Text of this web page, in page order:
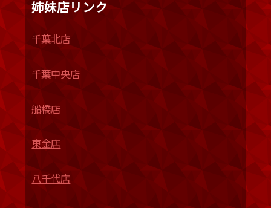
姉妹店リンク
千葉北店
千葉中央店
船橋店
東金店
八千代店